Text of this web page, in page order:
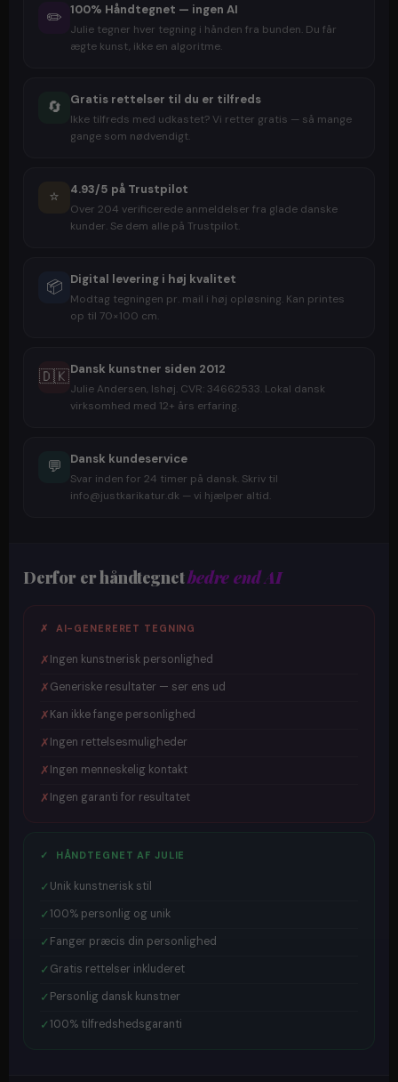
✏️ 100% Håndtegnet — ingen AI
Julie tegner hver tegning i hånden fra bunden. Du får
ægte kunst, ikke en algoritme.
🔄 Gratis rettelser til du er tilfreds
Ikke tilfreds med udkastet? Vi retter gratis — så mange
gange som nødvendigt.
⭐ 4.93/5 på Trustpilot
Over 204 verificerede anmeldelser fra glade danske
kunder. Se dem alle på Trustpilot.
📦 Digital levering i høj kvalitet
Modtag tegningen pr. mail i høj opløsning. Kan printes
op til 70×100 cm.
🇩🇰Dansk kunstner siden 2012
Julie Andersen, Ishøj. CVR: 34662533. Lokal dansk
virksomhed med 12+ års erfaring.
💬 Dansk kundeservice
Svar inden for 24 timer på dansk. Skriv til
info@justkarikatur.dk — vi hjælper altid.
Derfor er håndtegnetbedre end AI
✗ AI-GENERERET TEGNING
✗Ingen kunstnerisk personlighed
✗Generiske resultater — ser ens ud
✗Kan ikke fange personlighed
✗Ingen rettelsesmuligheder
✗Ingen menneskelig kontakt
✗Ingen garanti for resultatet
✓ HÅNDTEGNET AF JULIE
✓ Unik kunstnerisk stil
✓100% personlig og unik
✓Fanger præcis din personlighed
✓Gratis rettelser inkluderet
✓Personlig dansk kunstner
✓100% tilfredshedsgaranti